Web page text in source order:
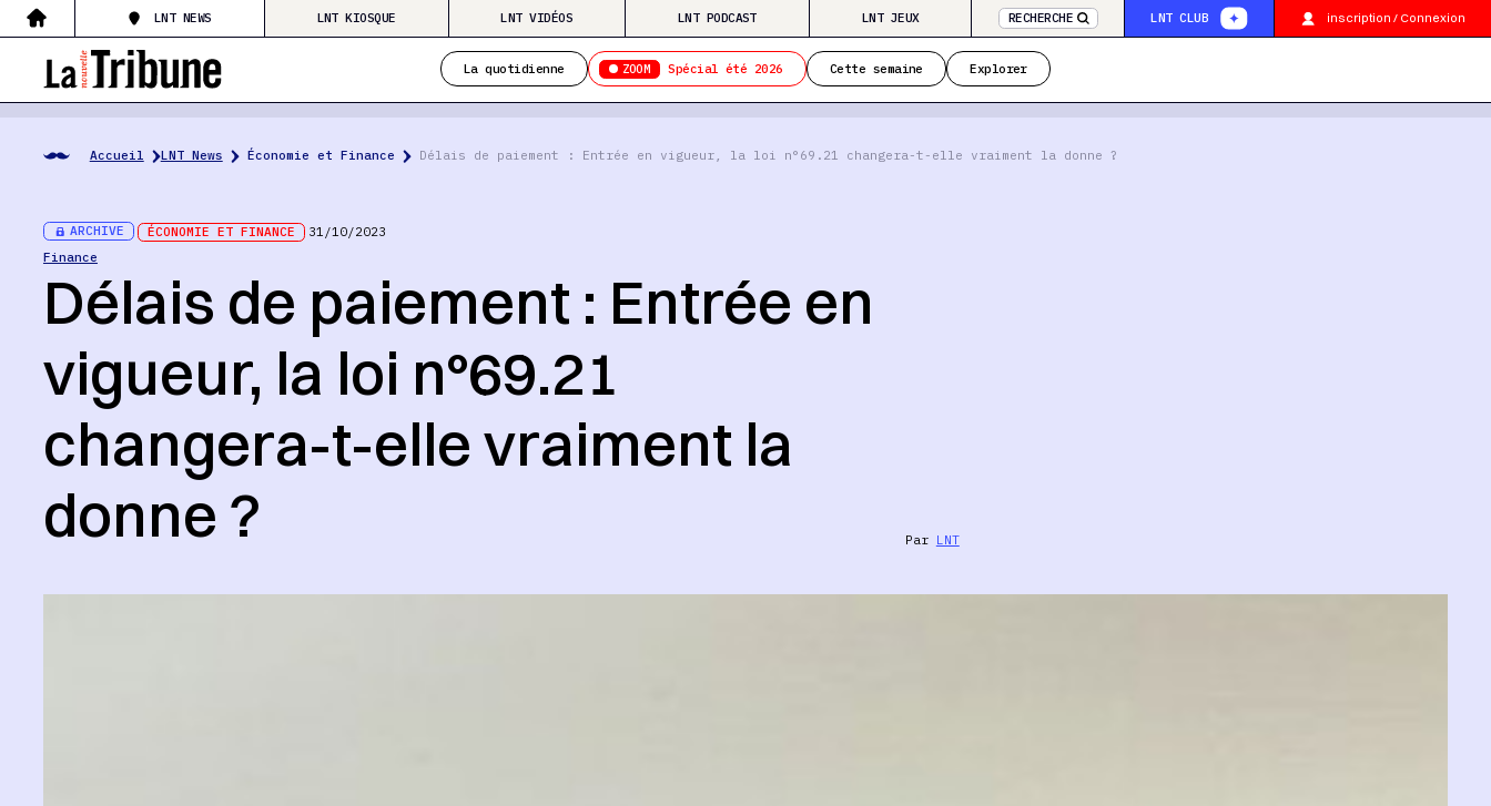
LNT NEWS LNT KIOSQUE LNT VIDÉOS LNT PODCAST LNT JEUX RECHERCHE LNT CLUB inscription / Connexion
La quotidienne ZOOM Spécial été 2026 Cette semaine Explorer
Accueil LNT News Économie et Finance Délais de paiement : Entrée en vigueur, la loi n°69.21 changera-t-elle vraiment la donne ?
ARCHIVE ÉCONOMIE ET FINANCE
31/10/2023
Finance
Délais de paiement : Entrée en
vigueur, la loi n°69.21
changera-t-elle vraiment la
donne ?
Par LNT